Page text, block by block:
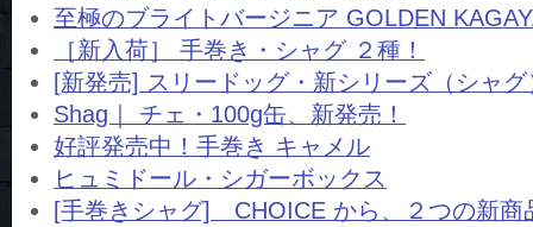
至極のブライトバージニア GOLDEN
［新入荷］ 手巻き・シャグ ２種！
[新発売] スリードッグ・新シリーズ（シャグ
Shag｜ チェ・100g缶、新発売！
好評発売中！手巻き キャメル
ヒュミドール・シガーボックス
[手巻きシャグ] CHOICE から、２つの新商